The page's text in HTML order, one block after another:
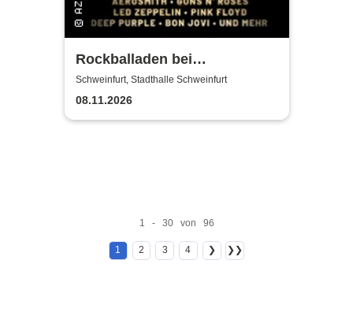
Rockballaden bei
Kerzenschein
Schweinfurt, Stadthalle Schweinfurt
08.11.2026
1 - 30 von 96
1 2 3 4 ❯ ❯❯